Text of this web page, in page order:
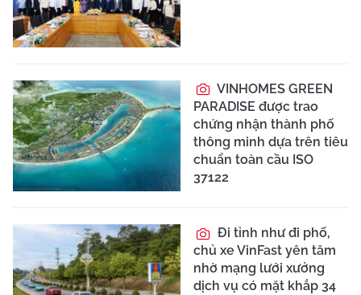
VINHOMES GREEN
PARADISE được trao
chứng nhận thành phố
thông minh dựa trên tiêu
chuẩn toàn cầu ISO
37122
Đi tỉnh như đi phố,
chủ xe VinFast yên tâm
nhờ mạng lưới xưởng
dịch vụ có mặt khắp 34